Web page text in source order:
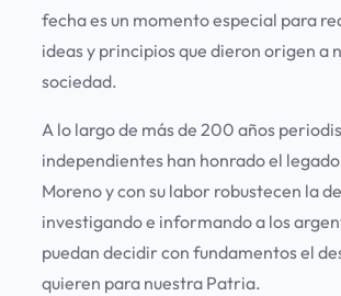
fecha es un momento especial para
ideas y principios que dieron origen a
sociedad.
A lo largo de más de 200 años
independientes han honrado el
Moreno y con su labor robustecen la
investigando e informando a los
puedan decidir con fundamentos el
quieren para nuestra Patria.